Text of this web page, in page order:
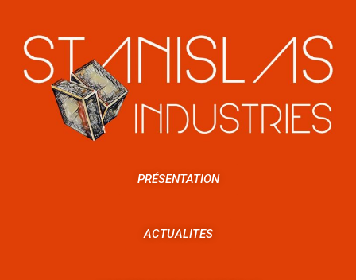
PRÉSENTATION
ACTUALITES